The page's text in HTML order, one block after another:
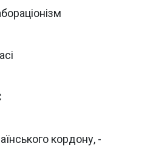
кордону, -